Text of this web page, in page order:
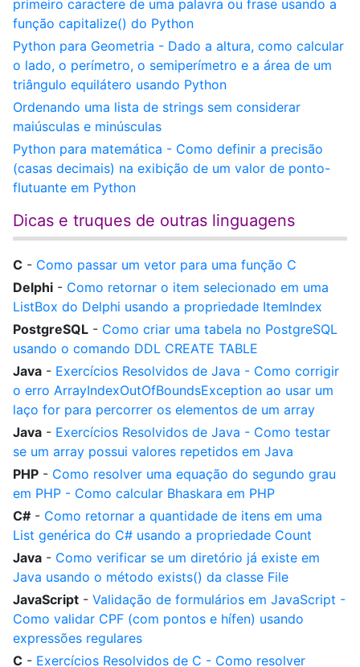
primeiro caractere de uma palavra ou frase usando a
função capitalize() do Python
Python para Geometria - Dado a altura, como calcular
o lado, o perímetro, o semiperímetro e a área de um
triângulo equilátero usando Python
Ordenando uma lista de strings sem considerar
maiúsculas e minúsculas
Python para matemática - Como definir a precisão
(casas decimais) na exibição de um valor de ponto-
flutuante em Python
Dicas e truques de outras linguagens
C - Como passar um vetor para uma função C
Delphi - Como retornar o item selecionado em uma
ListBox do Delphi usando a propriedade ItemIndex
PostgreSQL - Como criar uma tabela no PostgreSQL
usando o comando DDL CREATE TABLE
Java - Exercícios Resolvidos de Java - Como corrigir
o erro ArrayIndexOutOfBoundsException ao usar um
laço for para percorrer os elementos de um array
Java - Exercícios Resolvidos de Java - Como testar
se um array possui valores repetidos em Java
PHP - Como resolver uma equação do segundo grau
em PHP - Como calcular Bhaskara em PHP
C# - Como retornar a quantidade de itens em uma
List genérica do C# usando a propriedade Count
Java - Como verificar se um diretório já existe em
Java usando o método exists() da classe File
JavaScript - Validação de formulários em JavaScript -
Como validar CPF (com pontos e hífen) usando
expressões regulares
C - Exercícios Resolvidos de C - Como resolver